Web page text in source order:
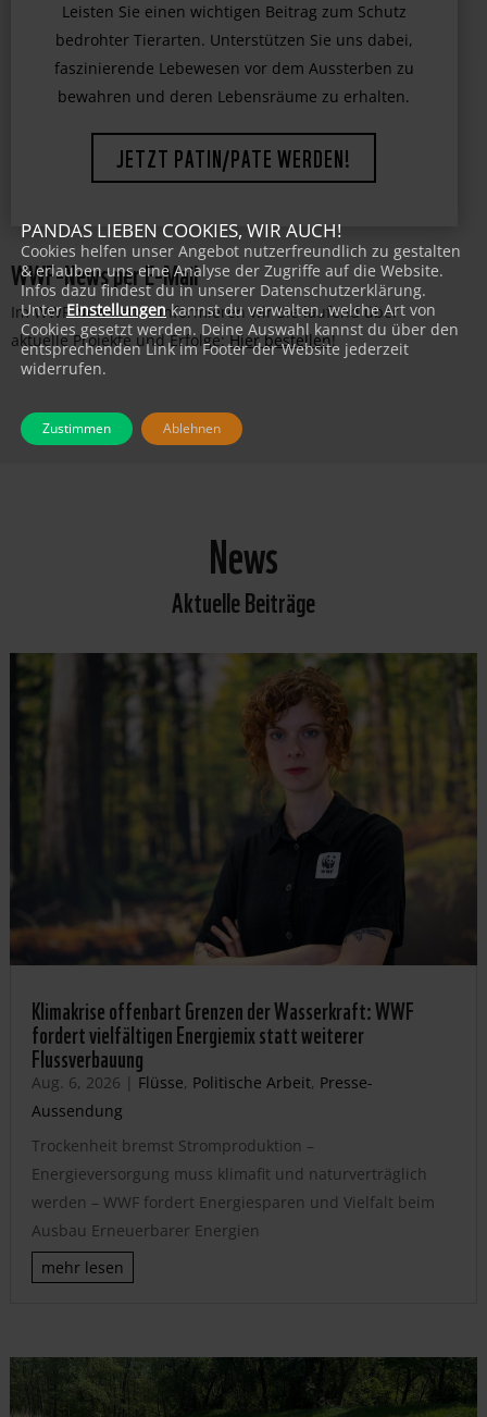
Leisten Sie einen wichtigen Beitrag zum Schutz
bedrohter Tierarten. Unterstützen Sie uns dabei,
faszinierende Lebewesen vor dem Aussterben zu
bewahren und deren Lebensräume zu erhalten.
JETZT PATIN/PATE WERDEN!
WWF-News per E-Mail
Im WWF-Newsletter informieren wir Sie laufend über
aktuelle Projekte und Erfolge:Hier bestellen!
News
Aktuelle Beiträge
Klimakrise offenbart Grenzen der Wasserkraft: WWF
fordert vielfältigen Energiemix statt weiterer
Flussverbauung
Aug. 6, 2026 | Flüsse, Politische Arbeit, Presse-
Aussendung
Trockenheit bremst Stromproduktion –
Energieversorgung muss klimafit und naturverträglich
werden – WWF fordert Energiesparen und Vielfalt beim
Ausbau Erneuerbarer Energien
mehr lesen
PANDAS LIEBEN COOKIES, WIR AUCH!
Cookies helfen unser Angebot nutzerfreundlich zu gestalten
& erlauben uns eine Analyse der Zugriffe auf die Website.
Infos dazu findest du in unserer Datenschutzerklärung.
UnterEinstellungen kannst du verwalten, welche Art von
Cookies gesetzt werden. Deine Auswahl kannst du über den
entsprechenden Link im Footer der Website jederzeit
widerrufen.
Zustimmen Ablehnen